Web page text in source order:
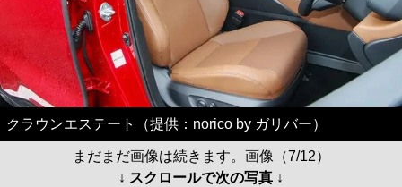
クラウンエステート（提供：norico by ガリバー）
まだまだ画像は続きます。画像（7/12）
↓ スクロールで次の写真 ↓